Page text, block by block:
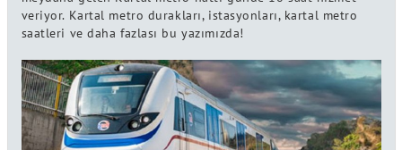
veriyor. Kartal metro durakları, istasyonları, kartal metro
saatleri ve daha fazlası bu yazımızda!